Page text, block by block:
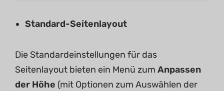
Standard-Seitenlayout
Die Standardeinstellungen für das
Seitenlayout bieten ein Menü zum Anpassen
der Höhe (mit Optionen zum Auswählen der